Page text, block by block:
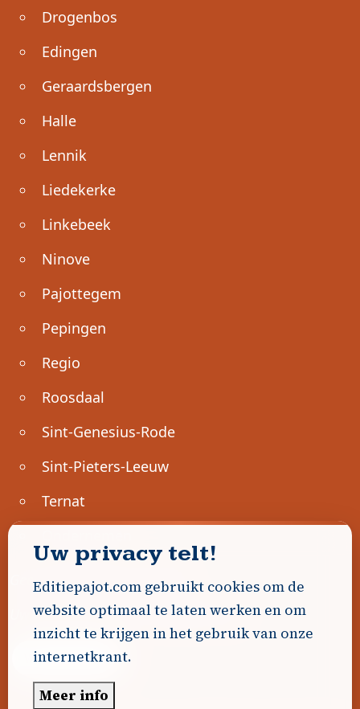
Drogenbos
Edingen
Geraardsbergen
Halle
Lennik
Liedekerke
Linkebeek
Ninove
Pajottegem
Pepingen
Regio
Roosdaal
Sint-Genesius-Rode
Sint-Pieters-Leeuw
Ternat
Geen advertenties gevonden.
Uw advertentie hier? Contacteer ons!
Word Partner!
Uw privacy telt!
Editiepajot.com gebruikt cookies om de
website optimaal te laten werken en om
inzicht te krijgen in het gebruik van onze
internetkrant.
Meer info